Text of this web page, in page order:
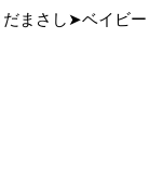
だまさし➤ベイビー